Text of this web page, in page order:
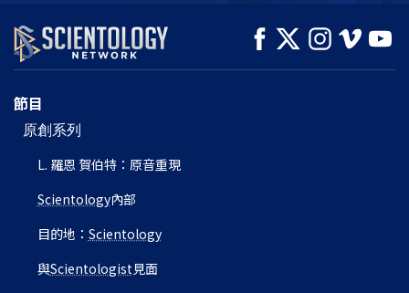
觀看 探索系列節目
節目
原創系列
L. 羅恩 賀伯特：原音重現
Scientology內部
目的地： Scientology
與Scientologist見面